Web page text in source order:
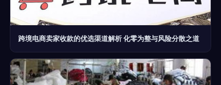
跨境电商卖家收款的优选渠道解析 化零为整与风险分散之道